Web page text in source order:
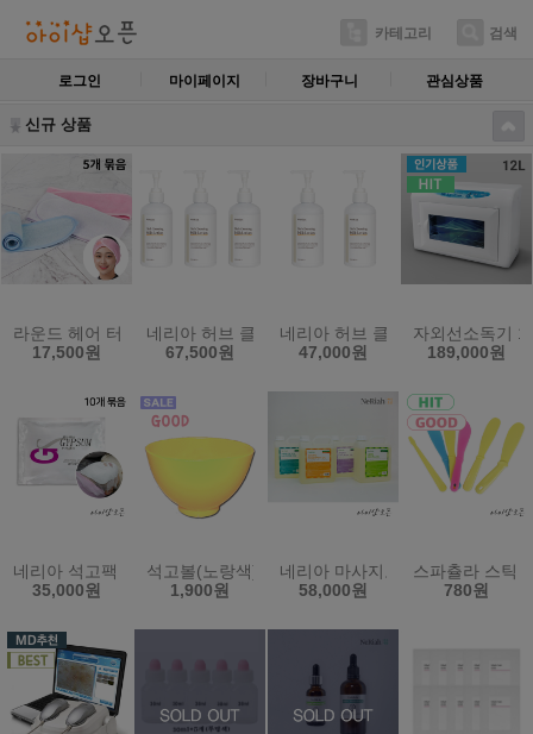
카테고리 검색
로그인 마이페이지 장바구니 관심상품
신규 상품
라운드 헤어 터번 5개묶음 소형 밸크로 찍찍이 헤어밴드
17,500원
네리아 허브 클렌징 밀크 로션 250ml 3개묶음 피부
67,500원
네리아 허브 클렌징 밀크 로션
47,000원
자외선소독기
189,000원
네리아 석고팩 700g 10개묶음 - 피부과 온열팩 비타민 옥 참숯 쿨 황
35,000원
석고볼(노랑색)고무볼 (원산지:한국)
1,900원
네리아 마사지오일 5L - 바디오일
58,000원
스파츌라 스틱
780원